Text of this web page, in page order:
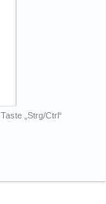
„Strg/Ctrl“